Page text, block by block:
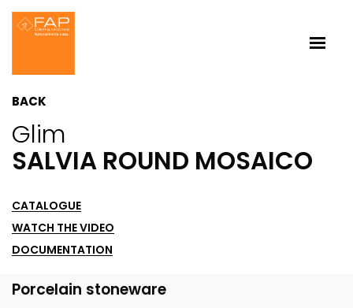
BACK
Glim
SALVIA ROUND MOSAICO
CATALOGUE
WATCH THE VIDEO
DOCUMENTATION
Porcelain stoneware